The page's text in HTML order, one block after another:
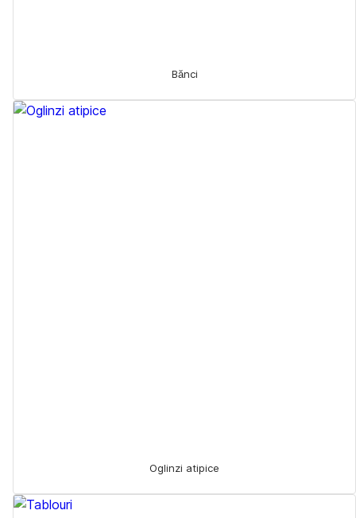
Bănci
Oglinzi atipice